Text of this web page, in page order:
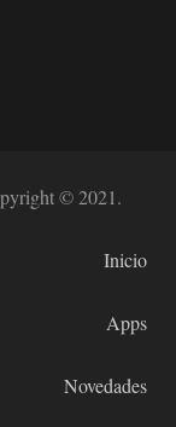
© 2021.
Inicio
Apps
Novedades